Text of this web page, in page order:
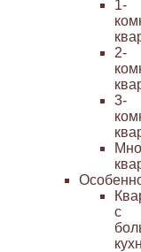
1-
2-
3-
с